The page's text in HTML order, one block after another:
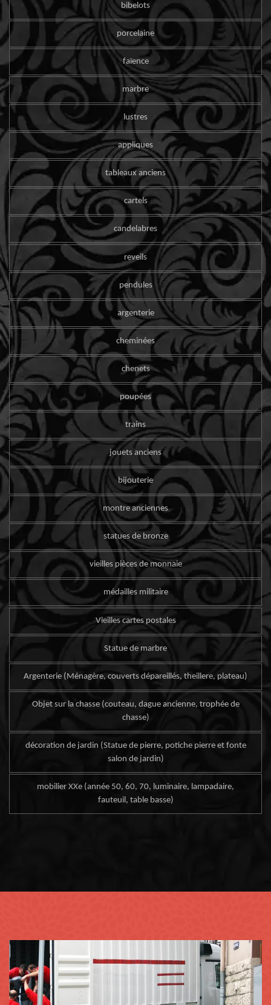
bibelots
porcelaine
faïence
marbre
lustres
appliques
tableaux anciens
cartels
candelabres
reveils
pendules
argenterie
cheminées
chenets
poupées
trains
jouets anciens
bijouterie
montre anciennes
statues de bronze
vieilles pièces de monnaie
médailles militaire
Vieilles cartes postales
Statue de marbre
Argenterie (Ménagère, couverts dépareillés, theillere, plateau)
Objet sur la chasse (couteau, dague ancienne, trophée de
chasse)
décoration de jardin (Statue de pierre, potiche pierre et fonte
salon de jardin)
mobilier XXe (année 50, 60, 70, luminaire, lampadaire,
fauteuil, table basse)